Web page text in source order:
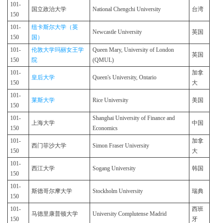
101-
150
国立政治大学 National Chengchi University 台湾
101-
150
纽卡斯尔大学（英
国）
Newcastle University 英国
101-
150
伦敦大学玛丽女王学
院
Queen Mary, University of London
(QMUL)
英国
101-
150
皇后大学 Queen's University, Ontario
加拿
大
101-
150
莱斯大学 Rice University 美国
101-
150
上海大学
Shanghai University of Finance and
Economics
中国
101-
150
西门菲沙大学 Simon Fraser University
加拿
大
101-
150
西江大学 Sogang University 韩国
101-
150
斯德哥尔摩大学 Stockholm University 瑞典
101-
150
马德里康普顿大学 University Complutense Madrid
西班
牙